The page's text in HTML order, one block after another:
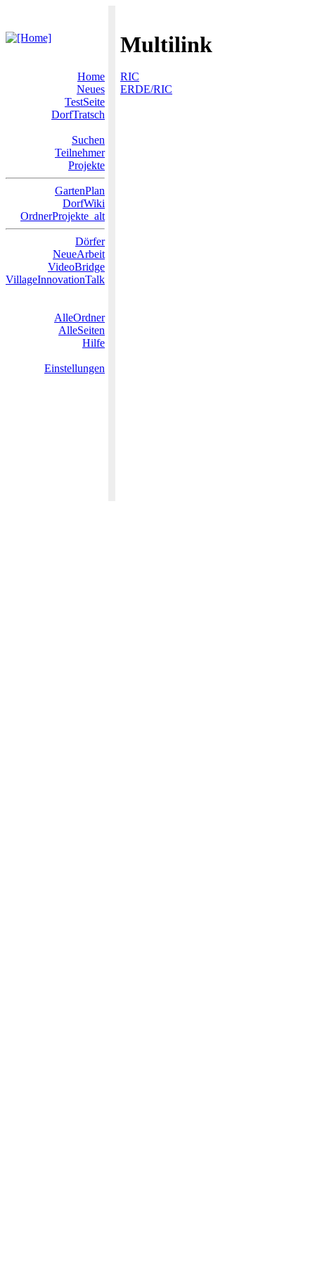
Multilink
Home
Neues
TestSeite
DorfTratsch
Suchen
Teilnehmer
Projekte
GartenPlan
DorfWiki
OrdnerProjekte_alt
Dörfer
NeueArbeit
VideoBridge
VillageInnovationTalk
AlleOrdner
AlleSeiten
Hilfe
Einstellungen
RIC
ERDE/RIC